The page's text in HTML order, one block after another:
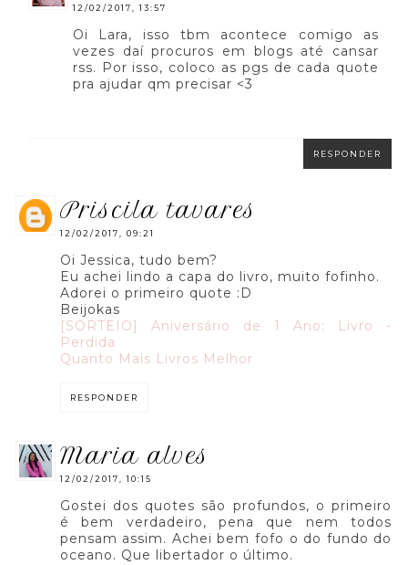
12/02/2017, 13:57
Oi Lara, isso tbm acontece comigo as
vezes daí procuros em blogs até cansar
rss. Por isso, coloco as pgs de cada quote
pra ajudar qm precisar <3
RESPONDER
priscila tavares
12/02/2017, 09:21
Oi Jessica, tudo bem?
Eu achei lindo a capa do livro, muito fofinho.
Adorei o primeiro quote :D
Beijokas
[SORTEIO] Aniversário de 1 Ano: Livro -
Perdida
Quanto Mais Livros Melhor
RESPONDER
maria alves
12/02/2017, 10:15
Gostei dos quotes são profundos, o primeiro
é bem verdadeiro, pena que nem todos
pensam assim. Achei bem fofo o do fundo do
oceano. Que libertador o último.